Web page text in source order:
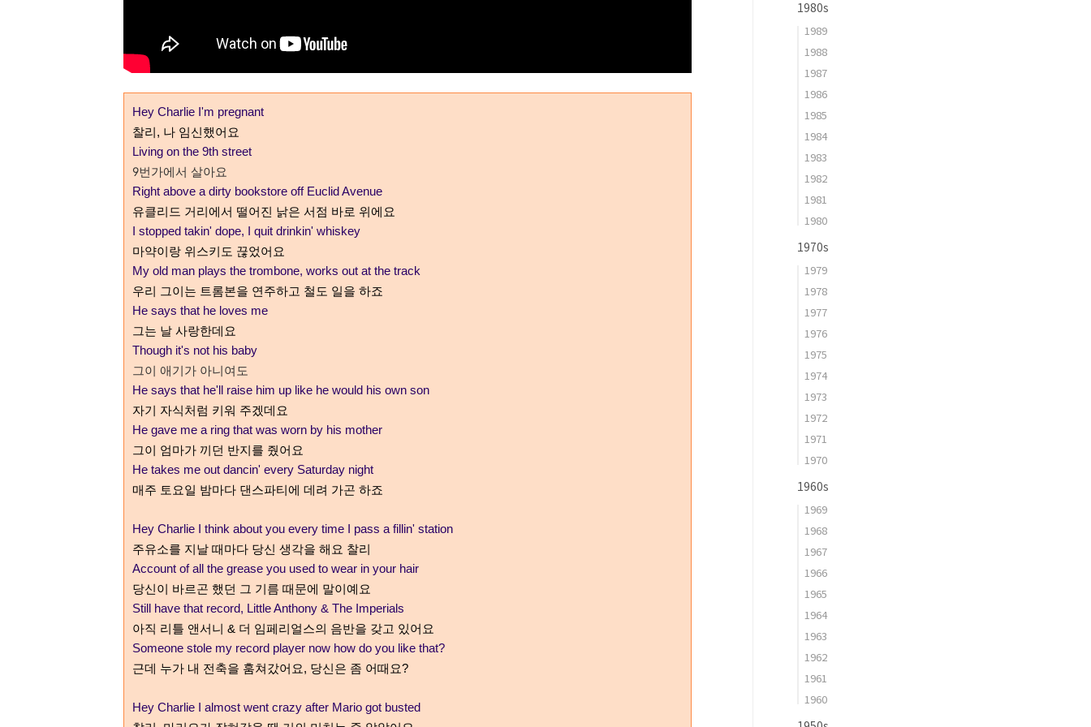
Hey Charlie I'm pregnant
찰리 , 나 임신했어요
Living on the 9th street
9번가에서 살아요
Right above a dirty bookstore off Euclid Avenue
유클리드 거리에서 떨어진 낡은 서점 바로 위에요
I stopped takin' dope, I quit drinkin' whiskey
마약이랑 위스키도 끊었어요
My old man plays the trombone, works out at the track
우리 그이는 트롬본을 연주하고 철도 일을 하죠
He says that he loves me
그는 날 사랑한데요
Though it's not his baby
그이 애기가 아니여도
He says that he'll raise him up like he would his own son
자기 자식처럼 키워 주겠데요
He gave me a ring that was worn by his mother
그이 엄마가 끼던 반지를 줬어요
He takes me out dancin' every Saturday night
매주 토요일 밤마다 댄스파티에 데려 가곤 하죠
Hey Charlie I think about you every time I pass a fillin' station
주유소를 지날 때마다 당신 생각을 해요 찰리
Account of all the grease you used to wear in your hair
당신이 바르곤 했던 그 기름 때문에 말이예요
Still have that record, Little Anthony & The Imperials
아직 리틀 앤서니 & 더 임페리얼스의 음반을 갖고 있어요
Someone stole my record player now how do you like that?
근데 누가 내 전축을 훔쳐갔어요, 당신은 좀 어때요?
Hey Charlie I almost went crazy after Mario got busted
1980s
1989
1988
1987
1986
1985
1984
1983
1982
1981
1980
1970s
1979
1978
1977
1976
1975
1974
1973
1972
1971
1970
1960s
1969
1968
1967
1966
1965
1964
1963
1962
1961
1960